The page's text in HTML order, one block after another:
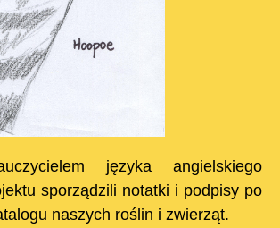
języka angielskiego
sporządzili notatki i podpisy po
naszych roślin i zwierząt.